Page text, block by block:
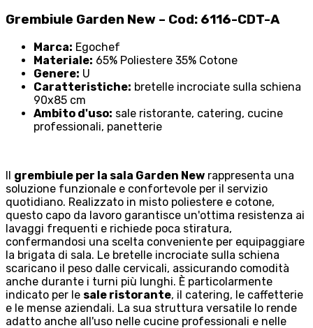
Grembiule Garden New – Cod: 6116-CDT-A
Marca: Egochef
Materiale: 65% Poliestere 35% Cotone
Genere: U
Caratteristiche: bretelle incrociate sulla schiena
90x85 cm
Ambito d'uso: sale ristorante, catering, cucine
professionali, panetterie
Il grembiule per la sala Garden New rappresenta una
soluzione funzionale e confortevole per il servizio
quotidiano. Realizzato in misto poliestere e cotone,
questo capo da lavoro garantisce un'ottima resistenza ai
lavaggi frequenti e richiede poca stiratura,
confermandosi una scelta conveniente per equipaggiare
la brigata di sala. Le bretelle incrociate sulla schiena
scaricano il peso dalle cervicali, assicurando comodità
anche durante i turni più lunghi. È particolarmente
indicato per le sale ristorante, il catering, le caffetterie
e le mense aziendali. La sua struttura versatile lo rende
adatto anche all'uso nelle cucine professionali e nelle